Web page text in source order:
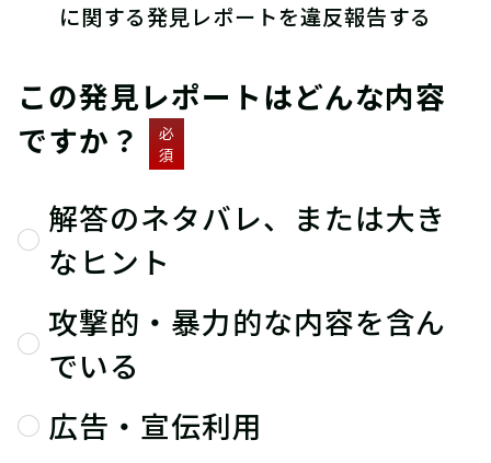
に関する発見レポートを違反報告する
この発見レポートはどんな内容
ですか？
必
須
解答のネタバレ、または大き
なヒント
攻撃的・暴力的な内容を含ん
でいる
広告・宣伝利用